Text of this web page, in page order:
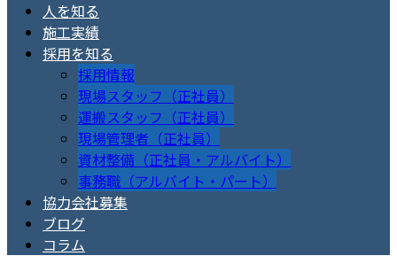
人を知る
施工実績
採用を知る
採用情報
現場スタッフ（正社員）
運搬スタッフ（正社員）
現場管理者（正社員）
資材整備（正社員・アルバイト）
事務職（アルバイト・パート）
協力会社募集
ブログ
コラム